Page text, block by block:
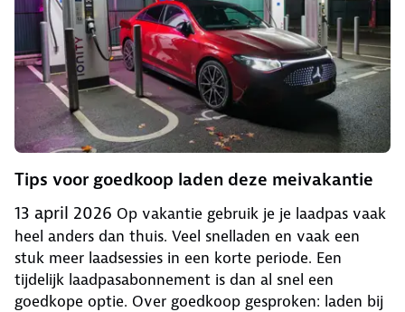
Tips voor goedkoop laden deze meivakantie
13 april 2026 Op vakantie gebruik je je laadpas vaak
heel anders dan thuis. Veel snelladen en vaak een
stuk meer laadsessies in een korte periode. Een
tijdelijk laadpasabonnement is dan al snel een
goedkope optie. Over goedkoop gesproken: laden bij